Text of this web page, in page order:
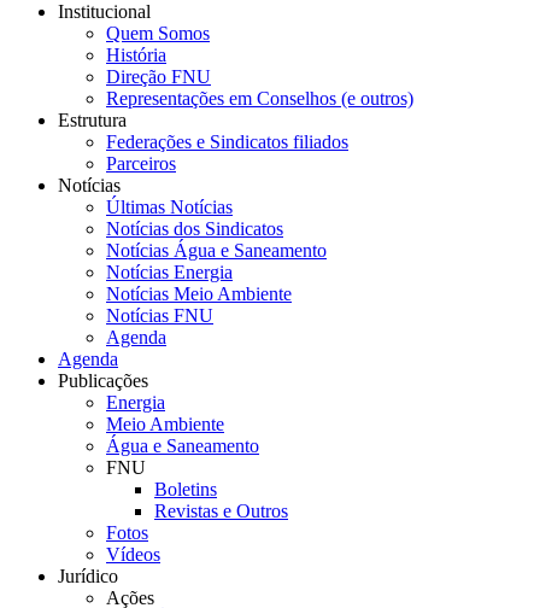
Institucional
Quem Somos
História
Direção FNU
Representações em Conselhos (e outros)
Estrutura
Federações e Sindicatos filiados
Parceiros
Notícias
Últimas Notícias
Notícias dos Sindicatos
Notícias Água e Saneamento
Notícias Energia
Notícias Meio Ambiente
Notícias FNU
Agenda
Agenda
Publicações
Energia
Meio Ambiente
Água e Saneamento
FNU
Boletins
Revistas e Outros
Fotos
Vídeos
Jurídico
Ações